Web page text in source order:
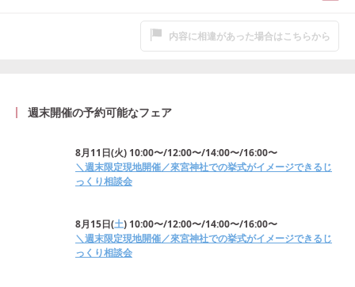
内容に相違があった場合はこちらから
週末開催の予約可能なフェア
8月11日(火) 10:00〜/12:00〜/14:00〜/16:00〜
＼週末限定現地開催／來宮神社での挙式がイメージできるじ
っくり相談会
8月15日(土) 10:00〜/12:00〜/14:00〜/16:00〜
＼週末限定現地開催／來宮神社での挙式がイメージできるじ
っくり相談会